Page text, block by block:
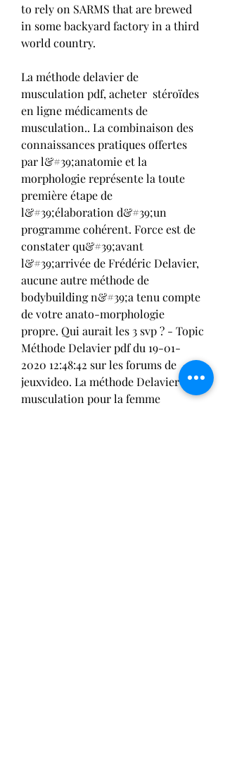
to rely on SARMS that are brewed
in some backyard factory in a third
world country.
La méthode delavier de
musculation pdf, acheter  stéroïdes
en ligne médicaments de
musculation.. La combinaison des
connaissances pratiques offertes
par l&#39;anatomie et la
morphologie représente la toute
première étape de
l&#39;élaboration d&#39;un
programme cohérent. Force est de
constater qu&#39;avant
l&#39;arrivée de Frédéric Delavier,
aucune autre méthode de
bodybuilding n&#39;a tenu compte
de votre anato-morphologie
propre. Qui aurait les 3 svp ? - Topic
Méthode Delavier pdf du 19-01-
2020 12:48:42 sur les forums de
jeuxvideo. La méthode Delavier de
musculation pour la femme